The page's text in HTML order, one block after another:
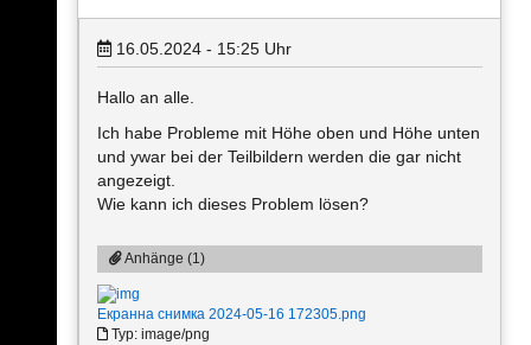
16.05.2024 - 15:25 Uhr
Hallo an alle.
Ich habe Probleme mit Höhe oben und Höhe unten
und ywar bei der Teilbildern werden die gar nicht
angezeigt.
Wie kann ich dieses Problem lösen?
Anhänge (1)
Екранна снимка 2024-05-16 172305.png
Typ: image/png